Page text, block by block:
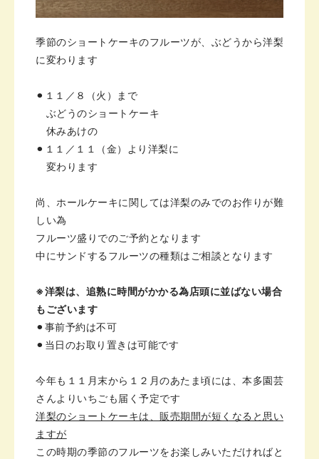
季節のショートケーキのフルーツが、 ぶどうから洋梨
に変わります
⚫︎１１／８（火）まで
ぶどうのショートケーキ
休みあけの
⚫︎１１／１１（金）より洋梨に
変わります
尚、ホールケーキに関しては洋梨のみでのお作りが難
しい為
フルーツ盛りでのご予約となります
中にサンドするフルーツの種類は ご相談となります
※洋梨は、追熟に時間がかかる為店頭に並ばない場合
もございます
⚫︎事前予約は不可
⚫︎当日のお取り置きは可能です
今年も １１月末から１２月のあたま頃には、 本多園芸
さんよりいちごも届く予定です
洋梨のショートケーキは、 販売期間が短くなると思い
ますが
この時期の季節のフルーツをお楽しみいただければと